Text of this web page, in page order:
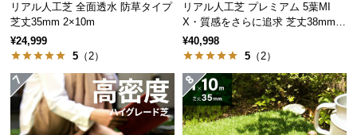
路
に
つ
い
て
返
リアル人工芝 全面透水 防草タイプ
芝丈35mm 2×10m
¥24,999
5 （2）
リアル人工芝 プレミアム 5葉MI
X・質感をさらに追求 芝丈38mm 2
×10m
¥40,998
5 （2）